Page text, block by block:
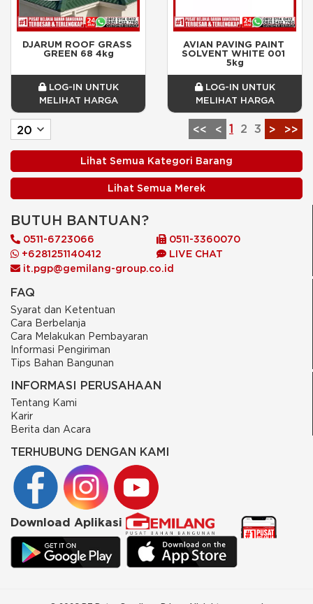
DJARUM ROOF GRASS
GREEN 68 4kg
LOG-IN UNTUK
MELIHAT HARGA
AVIAN PAVING PAINT
SOLVENT WHITE 001
5kg
LOG-IN UNTUK
MELIHAT HARGA
<< < 1 2 3 > >>
Lihat Semua Kategori Barang
Lihat Semua Merek
BUTUH BANTUAN?
0511-6723066
0511-3360070
+6281251140412
LIVE CHAT
it.pgp@gemilang-group.co.id
FAQ
Syarat dan Ketentuan
Cara Berbelanja
Cara Melakukan Pembayaran
Informasi Pengiriman
Tips Bahan Bangunan
INFORMASI PERUSAHAAN
Tentang Kami
Karir
Berita dan Acara
TERHUBUNG DENGAN KAMI
Download Aplikasi